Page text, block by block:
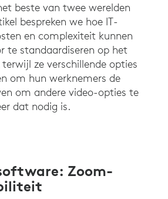
beste van twee werelden
bespreken we hoe IT-
en complexiteit kunnen
te standaardiseren op het
ze verschillende opties
om hun werknemers de
om andere video-opties te
dat nodig is.
Zoom-